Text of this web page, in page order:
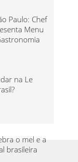
Paulo: Chef
Menu
na Le
o mel e a
brasileira